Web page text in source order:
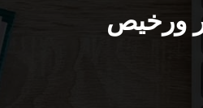
ورخيص